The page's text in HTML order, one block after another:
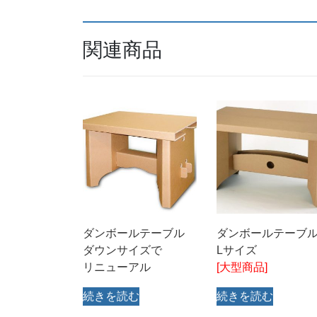
関連商品
ダンボールテーブル
ダウンサイズで
リニューアル
続きを読む
ダンボールテーブ
Lサイズ
[大型商品]
続きを読む